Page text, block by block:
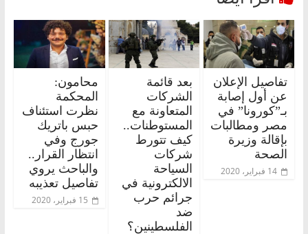
تفاصيل الإعلان
عن أول إصابة
بـ”كورونا” في
مصر ومطالبات
بإقالة وزيرة
الصحة
14 فبراير، 2020
بعد قائمة
الشركات
المتعاونة مع
المستوطنات..
كيف تتورط
شركات
السياحة
الالكترونية في
جرائم حرب
ضد
الفلسطينين؟
محامون:
المحكمة
نظرت استئناف
حبس باتريك
جورج وفي
انتظار القرار..
والباحث يروي
تفاصيل تعذيبه
15 فبراير، 2020